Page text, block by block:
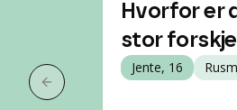
Forrige slide
Hvorfor er
stor
Jente, 16